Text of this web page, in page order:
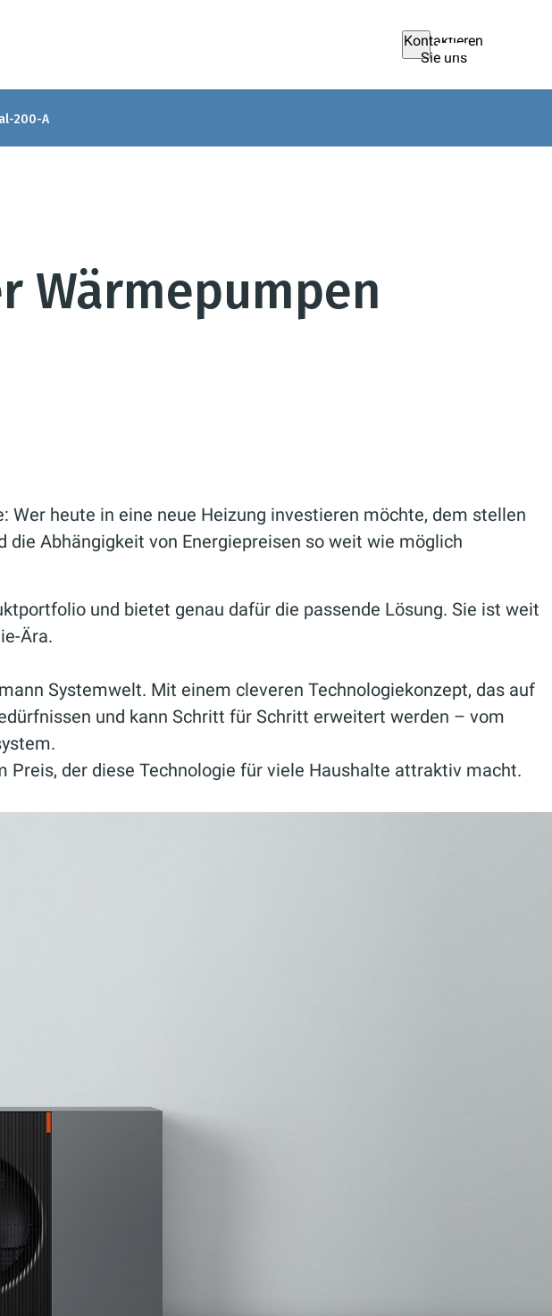
Kontaktieren
Sie uns
200-A
Wärmepumpen
heute in eine neue Heizung investieren möchte, dem stellen
Abhängigkeit von Energiepreisen so weit wie möglich
und bietet genau dafür die passende Lösung. Sie ist weit
Ära.
Systemwelt. Mit einem cleveren Technologiekonzept, das auf
und kann Schritt für Schritt erweitert werden – vom
der diese Technologie für viele Haushalte attraktiv macht.